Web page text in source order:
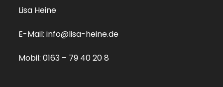
Lisa Heine
E-Mail: info@lisa-heine.de
Mobil: 0163 – 79 40 20 8